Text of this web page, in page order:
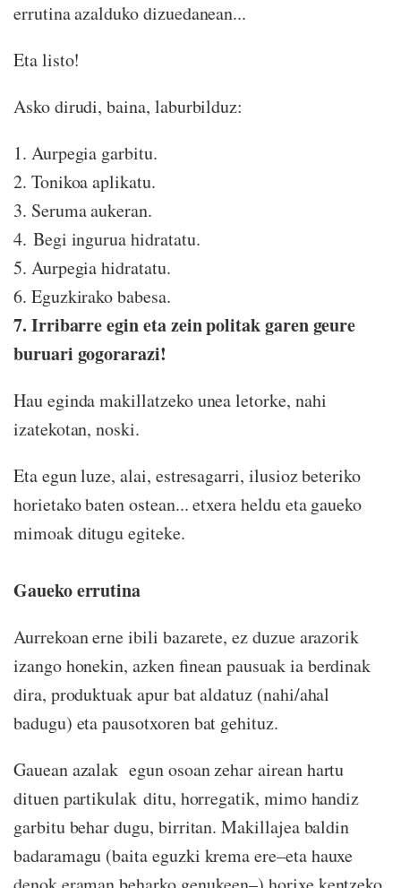
errutina azalduko dizuedanean...
Eta listo!
Asko dirudi, baina, laburbilduz:
1. Aurpegia garbitu.
2. Tonikoa aplikatu.
3. Seruma aukeran.
4. Begi ingurua hidratatu.
5. Aurpegia hidratatu.
6. Eguzkirako babesa.
7. Irribarre egin eta zein politak garen geure
buruari gogorarazi!
Hau eginda makillatzeko unea letorke, nahi
izatekotan, noski.
Eta egun luze, alai, estresagarri, ilusioz beteriko
horietako baten ostean... etxera heldu eta gaueko
mimoak ditugu egiteke.
Gaueko errutina
Aurrekoan erne ibili bazarete, ez duzue arazorik
izango honekin, azken finean pausuak ia berdinak
dira, produktuak apur bat aldatuz (nahi/ahal
badugu) eta pausotxoren bat gehituz.
Gauean azalak egun osoan zehar airean hartu
dituen partikulak ditu, horregatik, mimo handiz
garbitu behar dugu, birritan. Makillajea baldin
badaramagu (baita eguzki krema ere–eta hauxe